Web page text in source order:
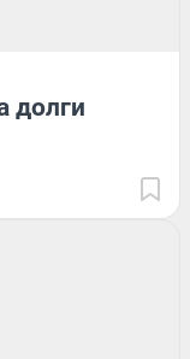
долги